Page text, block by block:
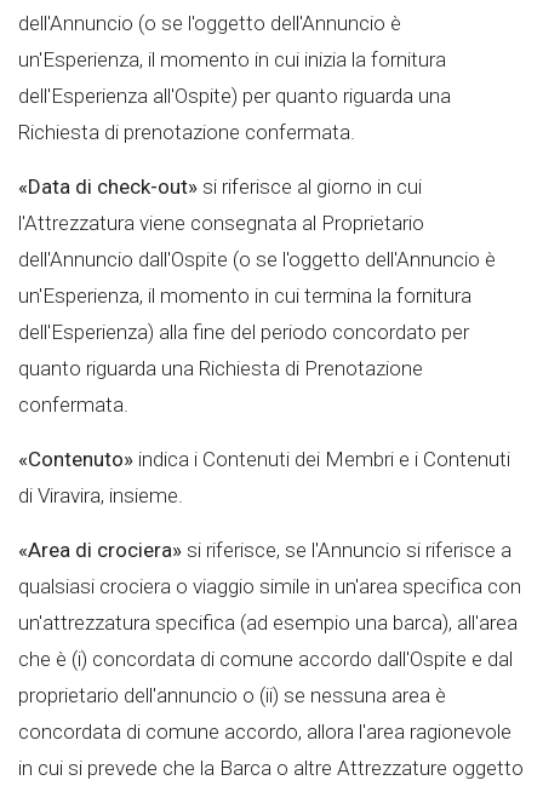
dell'Annuncio (o se l'oggetto dell'Annuncio è
un'Esperienza, il momento in cui inizia la fornitura
dell'Esperienza all'Ospite) per quanto riguarda una
Richiesta di prenotazione confermata.
«Data di check-out» si riferisce al giorno in cui
l'Attrezzatura viene consegnata al Proprietario
dell'Annuncio dall'Ospite (o se l'oggetto dell'Annuncio è
un'Esperienza, il momento in cui termina la fornitura
dell'Esperienza) alla fine del periodo concordato per
quanto riguarda una Richiesta di Prenotazione
confermata.
«Contenuto» indica i Contenuti dei Membri e i Contenuti
di Viravira, insieme.
«Area di crociera» si riferisce, se l'Annuncio si riferisce a
qualsiasi crociera o viaggio simile in un'area specifica con
un'attrezzatura specifica (ad esempio una barca), all'area
che è (i) concordata di comune accordo dall'Ospite e dal
proprietario dell'annuncio o (ii) se nessuna area è
concordata di comune accordo, allora l'area ragionevole
in cui si prevede che la Barca o altre Attrezzature oggetto